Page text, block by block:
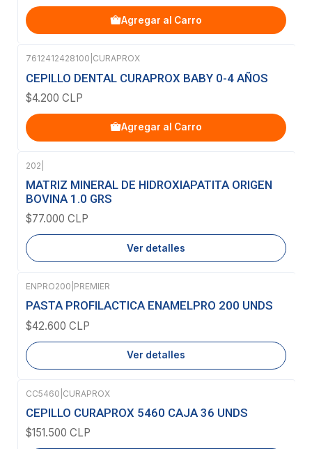
Agregar al Carro
7612412428100 CURAPROX
CEPILLO DENTAL CURAPROX BABY 0-4 AÑOS
$4.200 CLP
Agregar al Carro
Agotado
202
MATRIZ MINERAL DE HIDROXIAPATITA ORIGEN
BOVINA 1.0 GRS
$77.000 CLP
Ver detalles
Agotado
ENPRO200 PREMIER
PASTA PROFILACTICA ENAMELPRO 200 UNDS
$42.600 CLP
Ver detalles
Agotado
CC5460 CURAPROX
CEPILLO CURAPROX 5460 CAJA 36 UNDS
$151.500 CLP